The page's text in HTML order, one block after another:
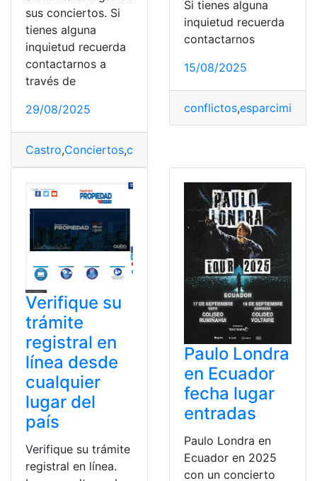
sus conciertos. Si
tienes alguna
inquietud recuerda
contactarnos a
través de
29/08/2025
Castro,Conciertos,confirma
Si tienes alguna
inquietud recuerda
contactarnos
15/08/2025
conflictos,esparcimiento
Verifique su
trámite
registral en
línea desde
cualquier
lugar del
país
Verifique su trámite
registral en línea.
Paulo Londra
en Ecuador
fecha lugar
entradas
Paulo Londra en
Ecuador en 2025
con un concierto